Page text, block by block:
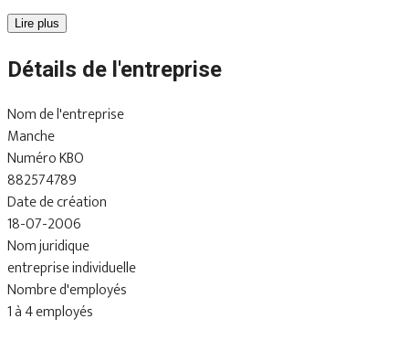
Lire plus
Détails de l'entreprise
Nom de l'entreprise
Manche
Numéro KBO
882574789
Date de création
18-07-2006
Nom juridique
entreprise individuelle
Nombre d'employés
1 à 4 employés